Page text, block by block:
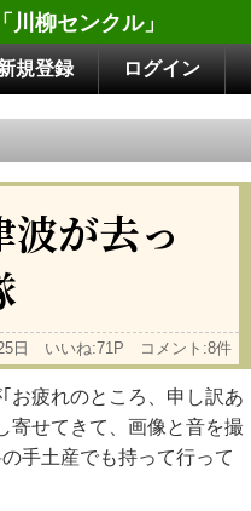
川柳センクル」
規登録 ログイン
が去っ
日 いいね:71P コメント:8件
お疲れのところ、申し訳あ
寄せてきて、画像と音を撮
手土産でも持って行って